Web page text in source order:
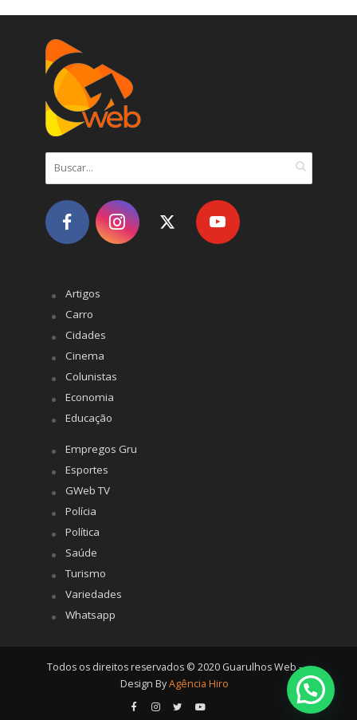
Artigos
Carro
Cidades
Cinema
Colunistas
Economia
Educação
Empregos Gru
Esportes
GWeb TV
Polícia
Política
Saúde
Turismo
Variedades
Whatsapp
Todos os direitos reservados © 2020 Guarulhos Web -
Design ByAgência Hiro